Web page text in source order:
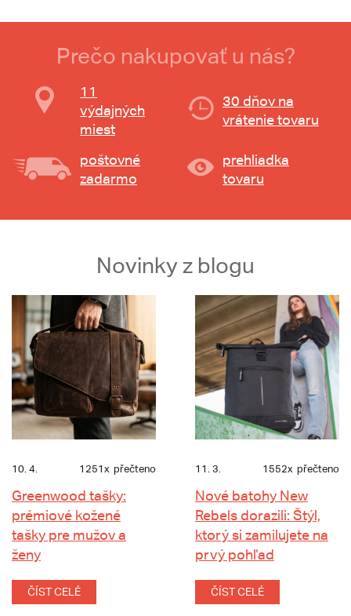
Prečo nakupovať u nás?
11
výdajných
miest
30 dňov na
vrátenie tovaru
poštovné
zadarmo
prehliadka
tovaru
Novinky z blogu
10. 4. 1251x přečteno
Greenwood tašky:
prémiové kožené
tašky pre mužov a
ženy
ČÍST CELÉ
11. 3. 1552x přečteno
Nové batohy New
Rebels dorazili: Štýl,
ktorý si zamilujete na
prvý pohľad
ČÍST CELÉ